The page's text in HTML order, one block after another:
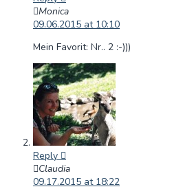
Monica
09.06.2015 at 10:10
Mein Favorit: Nr.. 2 :-)))
Reply
Claudia
09.17.2015 at 18:22